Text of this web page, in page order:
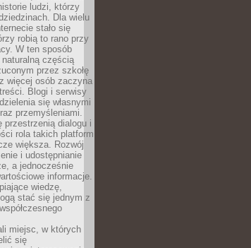
ludzi, którzy
Dla wielu
stało się
robią to rano przy
W ten sposób
częścią
przez szkołę
więcej osób zaczyna
Blogi i serwisy
się własnymi
przemyśleniami.
przestrzenią dialogu i
rola takich platform
większa. Rozwój
i udostępnianie
a jednocześnie
informacje.
wiedzę,
stać się jednym z
miejsc, w których
się